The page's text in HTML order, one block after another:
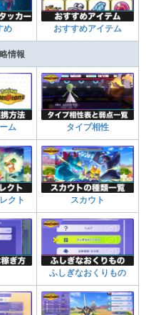
め おすすめアイテム
情報
ム タイプ相性
クト スカウト
ふしぎなおくりもの